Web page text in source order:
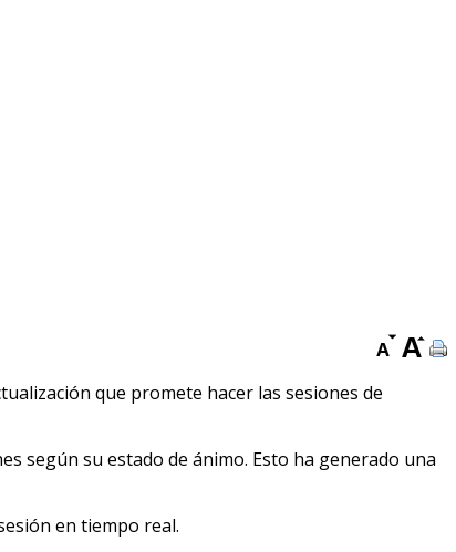
que promete hacer las sesiones de
según su estado de ánimo. Esto ha generado una
en tiempo real.